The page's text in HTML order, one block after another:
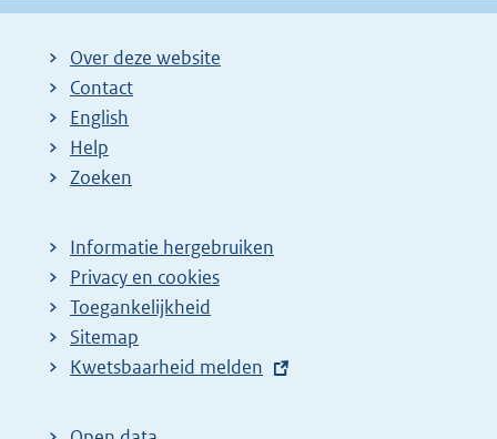
Over deze website
Contact
English
Help
Zoeken
Informatie hergebruiken
Privacy en cookies
Toegankelijkheid
Sitemap
E
t
Kwetsbaarheid melden